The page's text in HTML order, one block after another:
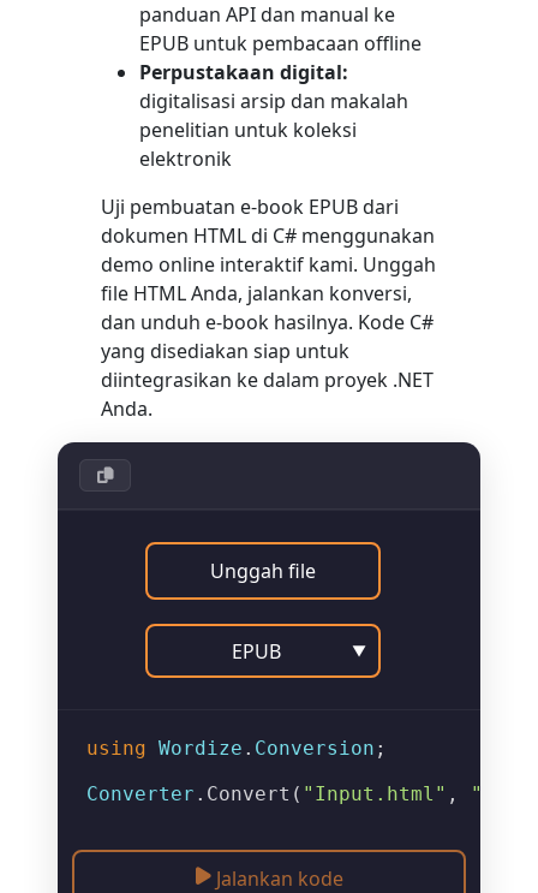
panduan API dan manual ke
EPUB untuk pembacaan offline
Perpustakaan digital:
digitalisasi arsip dan makalah
penelitian untuk koleksi
elektronik
Uji pembuatan e-book EPUB dari
dokumen HTML di C# menggunakan
demo online interaktif kami. Unggah
file HTML Anda, jalankan konversi,
dan unduh e-book hasilnya. Kode C#
yang disediakan siap untuk
diintegrasikan ke dalam proyek .NET
Anda.
Unggah file
EPUB ▼
using Wordize . Conversion ;
Converter . Convert ( "Input.html" ,
Jalankan kode